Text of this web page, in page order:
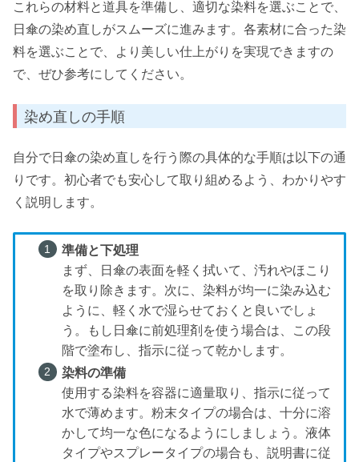
これらの材料と道具を準備し、適切な染料を選ぶことで、
日傘の染め直しがスムーズに進みます。各素材に合った染
料を選ぶことで、より美しい仕上がりを実現できますの
で、ぜひ参考にしてください。
染め直しの手順
自分で日傘の染め直しを行う際の具体的な手順は以下の通
りです。初心者でも安心して取り組めるよう、わかりやす
く説明します。
準備と下処理
まず、日傘の表面を軽く拭いて、汚れやほこり
を取り除きます。次に、染料が均一に染み込む
ように、軽く水で湿らせておくと良いでしょ
う。もし日傘に前処理剤を使う場合は、この段
階で塗布し、指示に従って乾かします。
染料の準備
使用する染料を容器に適量取り、指示に従って
水で薄めます。粉末タイプの場合は、十分に溶
かして均一な色になるようにしましょう。液体
タイプやスプレータイプの場合も、説明書に従